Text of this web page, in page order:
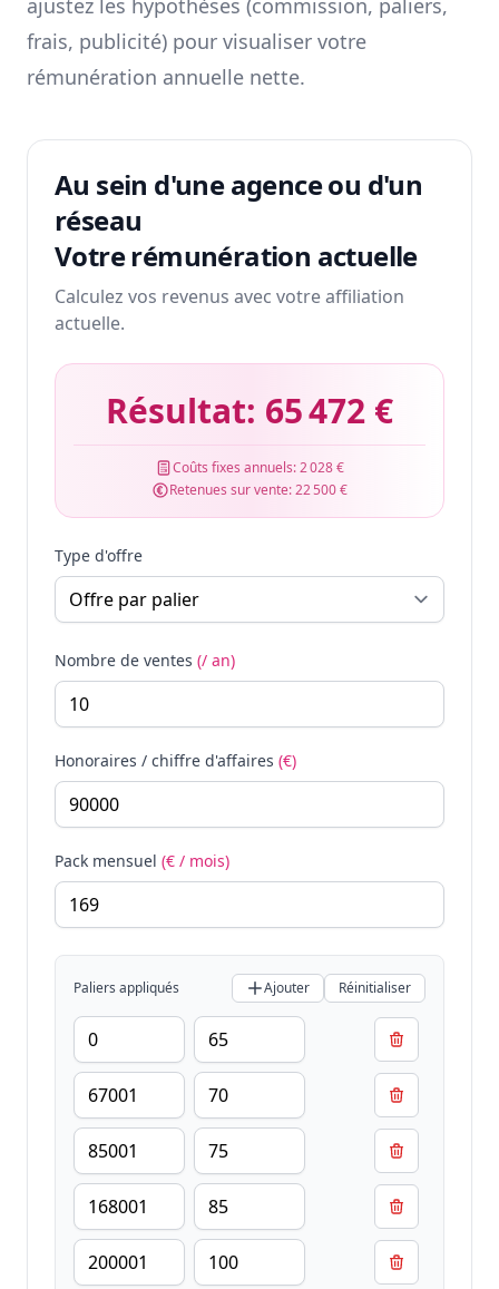
ajustez les hypothèses (commission, paliers,
frais, publicité) pour visualiser votre
rémunération annuelle nette.
Au sein d'une agence ou d'un
réseau
Votre rémunération actuelle
Calculez vos revenus avec votre affiliation
actuelle.
Résultat: 65 472 €
Coûts fixes annuels:2 028 €
Retenues sur vente:22 500 €
Type d'offre
Nombre de ventes (/ an)
Honoraires / chiffre d'affaires (€)
Pack mensuel (€ / mois)
Paliers appliqués Ajouter Réinitialiser